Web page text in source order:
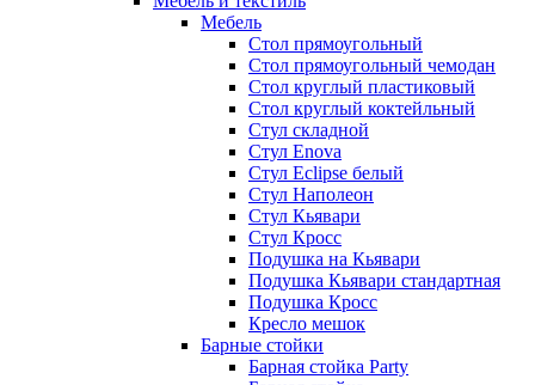
Мебель
Стол прямоугольный
Стол прямоугольный чемодан
Стол круглый пластиковый
Стол круглый коктейльный
Стул складной
Стул Enova
Стул Eclipse белый
Стул Наполеон
Стул Кьявари
Стул Кросс
Подушка на Кьявари
Подушка Кьявари стандартная
Подушка Кросс
Кресло мешок
Барные стойки
Барная стойка Party